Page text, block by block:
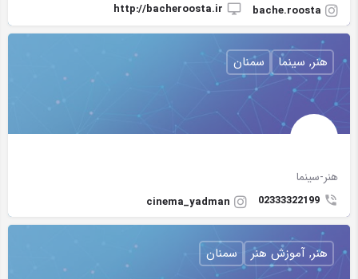
bache.roosta
http://bacheroosta.ir
هنر-سینما
02333322199
cinema_yadman
هنر, سینما سمنان
هنر, آموزش هنر سمنان